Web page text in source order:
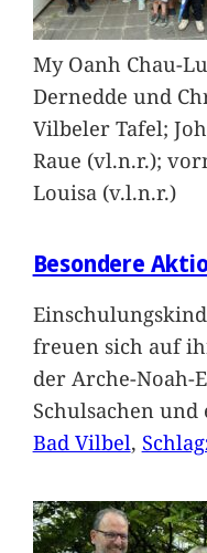
My Oanh Chau-
Dernedde und
Vilbeler Tafel;
Raue (vl.n.r.);
Louisa (v.l.n.r.)
Besondere
freuen sich auf
der Arche-Noah-
Schulsachen und
Bad Vilbel,